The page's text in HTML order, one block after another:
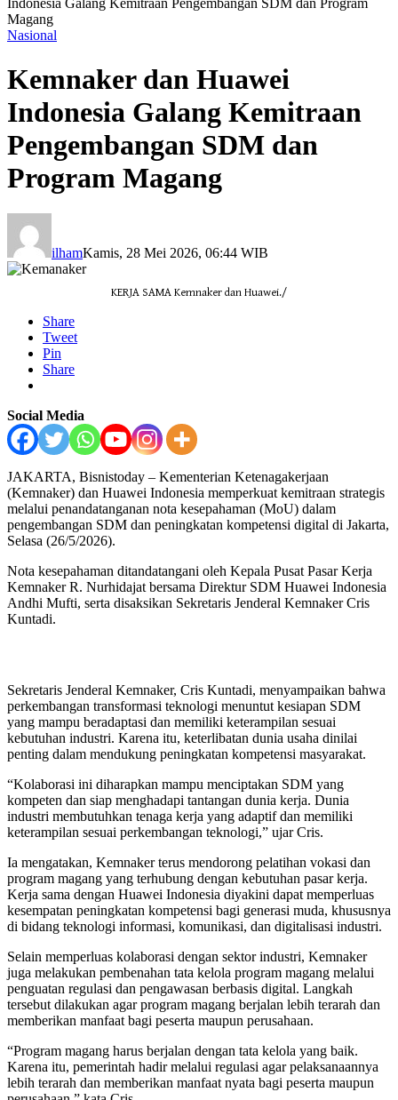
Indonesia Galang Kemitraan Pengembangan SDM dan Program
Magang
Nasional
Kemnaker dan Huawei
Indonesia Galang Kemitraan
Pengembangan SDM dan
Program Magang
ilhamKamis, 28 Mei 2026, 06:44 WIB
KERJA SAMA Kemnaker dan Huawei./
Share
Tweet
Pin
Share
Social Media
JAKARTA, Bisnistoday – Kementerian Ketenagakerjaan
(Kemnaker) dan Huawei Indonesia memperkuat kemitraan strategis
melalui penandatanganan nota kesepahaman (MoU) dalam
pengembangan SDM dan peningkatan kompetensi digital di Jakarta,
Selasa (26/5/2026).
Nota kesepahaman ditandatangani oleh Kepala Pusat Pasar Kerja
Kemnaker R. Nurhidajat bersama Direktur SDM Huawei Indonesia
Andhi Mufti, serta disaksikan Sekretaris Jenderal Kemnaker Cris
Kuntadi.
Sekretaris Jenderal Kemnaker, Cris Kuntadi, menyampaikan bahwa
perkembangan transformasi teknologi menuntut kesiapan SDM
yang mampu beradaptasi dan memiliki keterampilan sesuai
kebutuhan industri. Karena itu, keterlibatan dunia usaha dinilai
penting dalam mendukung peningkatan kompetensi masyarakat.
“Kolaborasi ini diharapkan mampu menciptakan SDM yang
kompeten dan siap menghadapi tantangan dunia kerja. Dunia
industri membutuhkan tenaga kerja yang adaptif dan memiliki
keterampilan sesuai perkembangan teknologi,” ujar Cris.
Ia mengatakan, Kemnaker terus mendorong pelatihan vokasi dan
program magang yang terhubung dengan kebutuhan pasar kerja.
Kerja sama dengan Huawei Indonesia diyakini dapat memperluas
kesempatan peningkatan kompetensi bagi generasi muda, khususnya
di bidang teknologi informasi, komunikasi, dan digitalisasi industri.
Selain memperluas kolaborasi dengan sektor industri, Kemnaker
juga melakukan pembenahan tata kelola program magang melalui
penguatan regulasi dan pengawasan berbasis digital. Langkah
tersebut dilakukan agar program magang berjalan lebih terarah dan
memberikan manfaat bagi peserta maupun perusahaan.
“Program magang harus berjalan dengan tata kelola yang baik.
Karena itu, pemerintah hadir melalui regulasi agar pelaksanaannya
lebih terarah dan memberikan manfaat nyata bagi peserta maupun